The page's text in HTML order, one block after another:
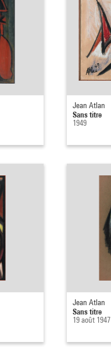
Jean Atlan
Sans titre
1949
Jean Atlan
Sans titre
19 août 1947